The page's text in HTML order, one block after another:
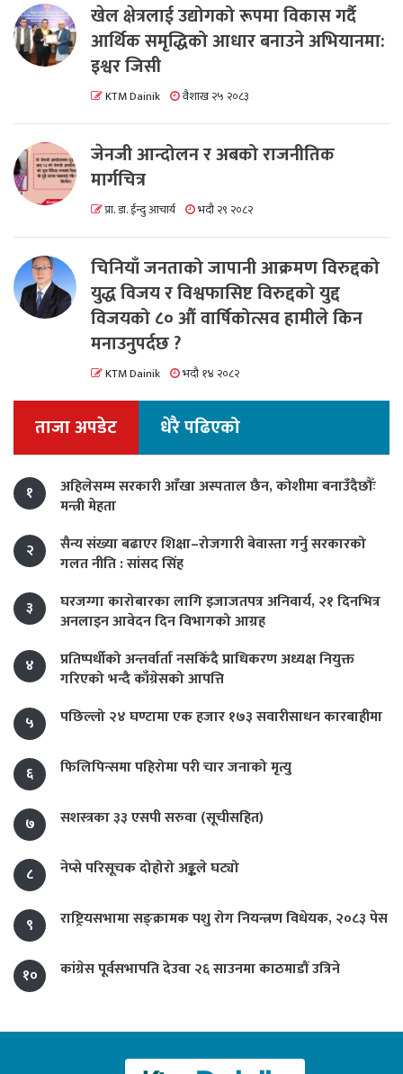
खेल क्षेत्रलाई उद्योगको रूपमा विकास गर्दै
आर्थिक समृद्धिको आधार बनाउने अभियानमा:
इश्वर जिसी
KTM Dainik वैशाख २५ २०८३
जेनजी आन्दोलन र अबको राजनीतिक
मार्गचित्र
प्रा. डा. ईन्दु आचार्य भदौ २९ २०८२
चिनियाँ जनताको जापानी आक्रमण विरुद्दको
युद्ध विजय र विश्वफासिष्ट विरुद्दको युद्द
विजयको ८० औं वार्षिकोत्सव हामीले किन
मनाउनुपर्दछ ?
KTM Dainik भदौ १४ २०८२
ताजा अपडेट धेरै पढिएको
१
अहिलेसम्म सरकारी आँखा अस्पताल छैन, कोशीमा बनाउँदैछौँः
मन्त्री मेहता
२
सैन्य संख्या बढाएर शिक्षा–रोजगारी बेवास्ता गर्नु सरकारको
गलत नीति : सांसद सिंह
३
घरजग्गा कारोबारका लागि इजाजतपत्र अनिवार्य, २१ दिनभित्र
अनलाइन आवेदन दिन विभागको आग्रह
४
प्रतिष्पर्धीको अन्तर्वार्ता नसकिँदै प्राधिकरण अध्यक्ष नियुक्त
गरिएको भन्दै काँग्रेसको आपत्ति
५
पछिल्लो २४ घण्टामा एक हजार १७३ सवारीसाधन कारबाहीमा
६ फिलिपिन्समा पहिरोमा परी चार जनाको मृत्यु
७ सशस्त्रका ३३ एसपी सरुवा (सूचीसहित)
८ नेप्से परिसूचक दोहोरो अङ्कले घट्यो
९ राष्ट्रियसभामा सङ्क्रामक पशु रोग नियन्त्रण विधेयक, २०८३ पेस
१० कांग्रेस पूर्वसभापति देउवा २६ साउनमा काठमाडौं उत्रिने